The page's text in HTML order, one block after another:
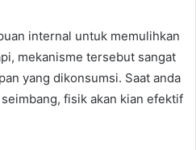
internal untuk memulihkan
mekanisme tersebut sangat
yang dikonsumsi. Saat anda
fisik akan kian efektif